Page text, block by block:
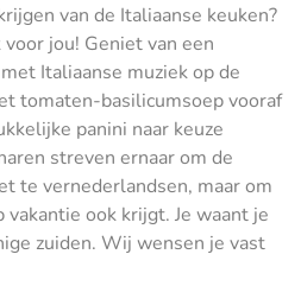
van de Italiaanse keuken?
jou! Geniet van een
Italiaanse muziek op de
tomaten-basilicumsoep vooraf
panini naar keuze
streven ernaar om de
te vernederlandsen, maar om
ook krijgt. Je waant je
zuiden. Wij wensen je vast